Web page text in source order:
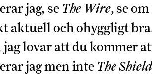
jag, se The Wire, se om
aktuell och ohyggligt
jag lovar att du kommer
jag men inte The Shield